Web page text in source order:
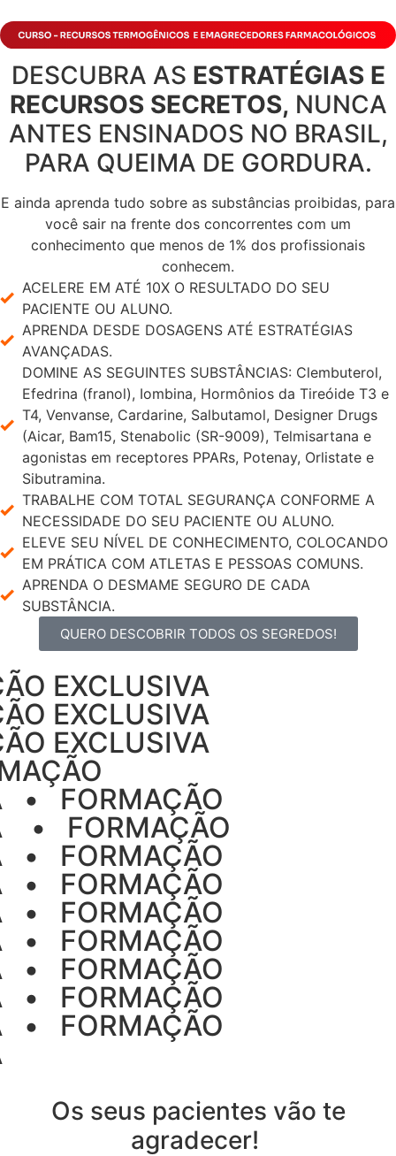
DESCUBRA AS ESTRATÉGIAS E
RECURSOS SECRETOS, NUNCA
ANTES ENSINADOS NO BRASIL,
PARA QUEIMA DE GORDURA.
E ainda aprenda tudo sobre as substâncias proibidas, para
você sair na frente dos concorrentes com um
conhecimento que menos de 1% dos profissionais
conhecem.
ACELERE EM ATÉ 10X O RESULTADO DO SEU
PACIENTE OU ALUNO.
APRENDA DESDE DOSAGENS ATÉ ESTRATÉGIAS
AVANÇADAS.
DOMINE AS SEGUINTES SUBSTÂNCIAS: Clembuterol,
Efedrina (franol), Iombina, Hormônios da Tireóide T3 e
T4, Venvanse, Cardarine, Salbutamol, Designer Drugs
(Aicar, Bam15, Stenabolic (SR-9009), Telmisartana e
agonistas em receptores PPARs, Potenay, Orlistate e
Sibutramina.
TRABALHE COM TOTAL SEGURANÇA CONFORME A
NECESSIDADE DO SEU PACIENTE OU ALUNO.
ELEVE SEU NÍVEL DE CONHECIMENTO, COLOCANDO
EM PRÁTICA COM ATLETAS E PESSOAS COMUNS.
APRENDA O DESMAME SEGURO DE CADA
SUBSTÂNCIA.
QUERO DESCOBRIR TODOS OS SEGREDOS!
EXCLUSIVA‎
EXCLUSIVA‎‎
EXCLUSIVA‎
•‎ ‎ ‎ FORMAÇÃO
‎•‎ ‎ ‎ FORMAÇÃO
•‎ ‎ ‎ FORMAÇÃO
•‎ ‎ ‎ FORMAÇÃO
•‎ ‎ ‎ FORMAÇÃO
•‎ ‎ ‎ FORMAÇÃO
•‎ ‎ ‎ FORMAÇÃO
•‎ ‎ ‎ FORMAÇÃO
•‎ ‎ ‎ FORMAÇÃO
Os seus pacientes vão te
agradecer!